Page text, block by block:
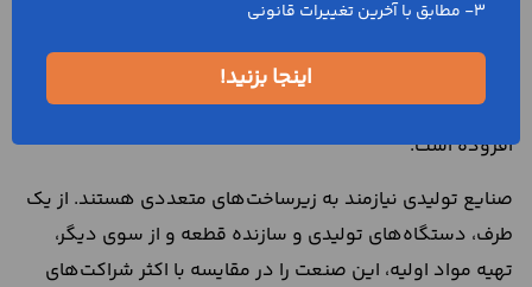
نمونه قرارداد تامین سرمایه در تولید
یکی از انواع مدل های مشارکت سرمایه گذاری،تولیدارزش
افزوده است.
صنایع تولیدی نیازمند به زیرساخت‌های متعددی هستند. از یک
طرف، دستگاه‌های تولیدی و سازنده قطعه و از سوی دیگر،
تهیه مواد اولیه، این صنعت را در مقایسه با اکثر شراکت‌های
3- مطابق با آخرین تغییرات قانونی
اینجا بزنید!